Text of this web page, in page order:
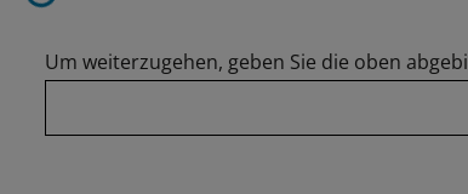
Um weiterzugehen, geben Sie die oben